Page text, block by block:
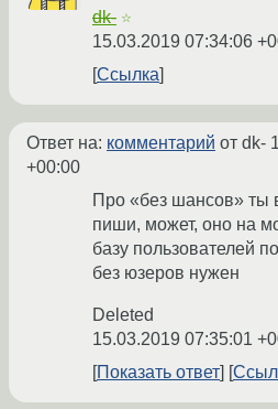
dk- ☆
15.03.2019 07:34:06
Ссылка
Ответ на: комментарий от dk-
+00:00
Про «без шансов»
пиши, может, оно на
базу пользователей
без юзеров нужен
Deleted
15.03.2019 07:35:01
Показать ответ